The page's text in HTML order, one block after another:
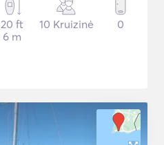
20 ft
6 m
10 Kruizinė 0